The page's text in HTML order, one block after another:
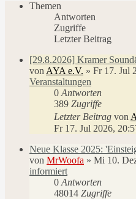
Themen
Antworten
Zugriffe
Letzter Beitrag
[29.8.2026] Kramer
von AYA e.V. » Fr 17. Jul
Veranstaltungen
0 Antworten
389 Zugriffe
Letzter Beitrag von
Fr 17. Jul 2026,
Neue Klasse 2025:
von MrWoofa » Mi 10.
informiert
0 Antworten
48014 Zugriffe